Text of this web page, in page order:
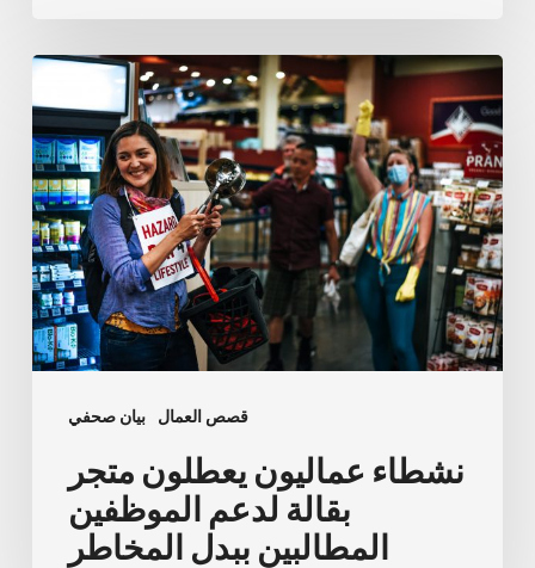
بإمكانهم
الإكراميات
من
موظفيهم
بيان صحفي قصص العمال
نشطاء
عماليون
يعطلون
متجر
بقالة
لدعم
الموظفين
المطالبين
ببدل
نشطاء عماليون يعطلون متجر
بقالة لدعم الموظفين
المطالبين ببدل المخاطر